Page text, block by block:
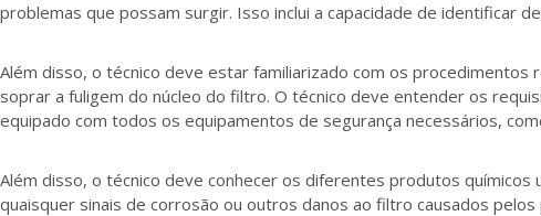
problemas que possam surgir. Isso inclui a capacidade de identificar
Além disso, o técnico deve estar familiarizado com os
soprar a fuligem do núcleo do filtro. O técnico deve entender os
equipado com todos os equipamentos de segurança necessários,
Além disso, o técnico deve conhecer os diferentes produtos químicos
quaisquer sinais de corrosão ou outros danos ao filtro causados